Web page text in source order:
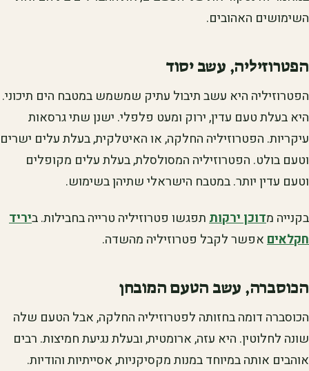
השימושים האהובים.
הפטרוזיליה, עשב יסוד
הפטרוזיליה היא עשב תיבול עתיק שמשמש במטבח הים תיכוני.
היא בעלת טעם עדין, ירוק ומעט פלפלי. ישנן שתי גרסאות
עיקריות. הפטרוזיליה החלקה, או האיטלקית, בעלת עלים ישרים
וטעם בולט. הפטרוזיליה המסולסלת, בעלת עלים מקופלים
וטעם עדין יותר. במטבח הישראלי שתיהן בשימוש.
בקנייה מדוכן ירקותתפגשו פטרוזיליה טרייה בחבילות. ביריד
חקלאיםאפשר לקבל פטרוזיליה מהשדה.
הכוסברה, עשב הטעם המובחן
הכוסברה דומה בחזותה לפטרוזיליה החלקה, אבל הטעם שלה
שונה לחלוטין. היא עזה, ארומטית, ובעלת נגיעת חמיצות. רבים
אוהבים אותה במיוחד במנות מקסיקניות, אסייתיות והודיות.